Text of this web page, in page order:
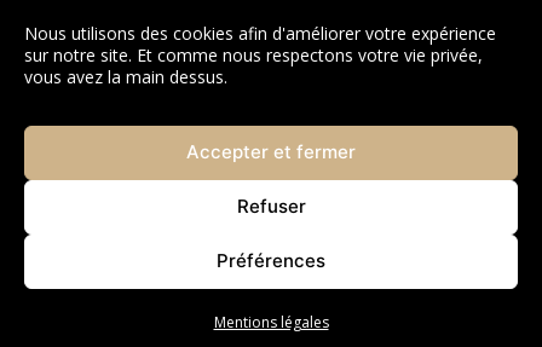
Nous utilisons des cookies afin d'améliorer votre expérience
sur notre site. Et comme nous respectons votre vie privée,
vous avez la main dessus.
Accepter et fermer
Refuser
Préférences
Mentions légales